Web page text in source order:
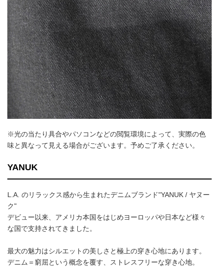
※光の当たり具合やパソコンなどの閲覧環境によって、実際の色
味と異なって見える場合がございます。予めご了承ください。
YANUK
L.A. のリラックス感から生まれたデニムブランド"YANUK / ヤヌー
ク"
デビュー以来、アメリカ本国をはじめヨーロッパや日本など様々
な国で支持されてきました。
最大の魅力はシルエットの美しさと極上の穿き心地にあります。
デニム＝窮屈という概念を覆す、ストレスフリーな穿き心地。